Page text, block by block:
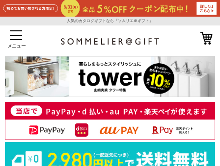
人気のカタログギフトなら『ソムリエ＠ギフト』
メニュー